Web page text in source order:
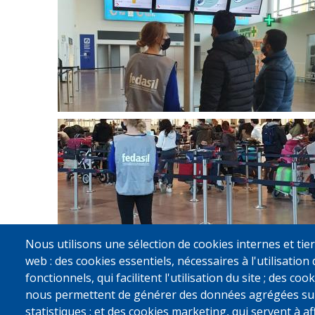
Pagination
Nous utilisons une sélection de cookies internes et
web : des cookies essentiels, nécessaires à l'utilisation
fonctionnels, qui facilitent l'utilisation du site ; des
nous permettent de générer des données agrégées
statistiques ; et des cookies marketing, qui servent à